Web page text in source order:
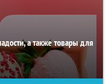
а также товары для